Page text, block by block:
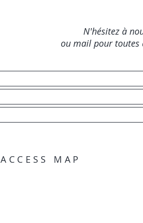
N'hésitez à
ou mail pour toutes
ACCESS MAP